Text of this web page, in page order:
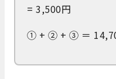
= 3,500円
① + ② + ③ ＝